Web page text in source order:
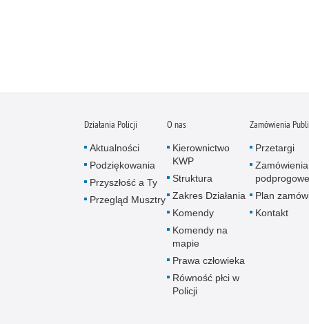
Działania Policji
Aktualności
Podziękowania
Przyszłość a Ty
Przegląd Musztry
O nas
Kierownictwo
KWP
Struktura
Zakres Działania
Komendy
Komendy na
mapie
Prawa człowieka
Równość płci w
Policji
Zamówienia
Przetargi
Zamówienia
podprogowe
Plan
Kontakt